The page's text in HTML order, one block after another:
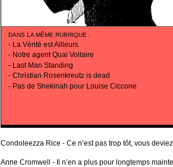
DANS LA MÊME RUBRIQUE :
- La Vérité est Ailleurs
- Notre agent Quai Voltaire
- Last Man Standing
- Christian Rosenkreutz is dead
- Pas de Shekinah pour Louise Ciccone
Condoleezza Rice - Ce n’est pas trop tôt, vous
Anne Cromwell - Il n’en a plus pour longtemps